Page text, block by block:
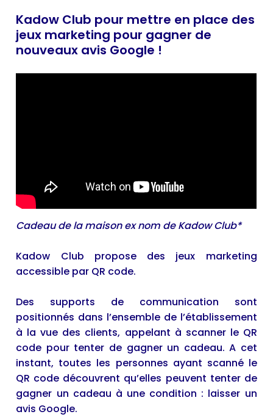
Kadow Club pour mettre en place des
jeux marketing pour gagner de
nouveaux avis Google !
Cadeau de la maison ex nom de Kadow Club*
Kadow Club propose des jeux marketing
accessible par QR code.
Des supports de communication sont
positionnés dans l’ensemble de l’établissement
à la vue des clients, appelant à scanner le QR
code pour tenter de gagner un cadeau. A cet
instant, toutes les personnes ayant scanné le
QR code découvrent qu’elles peuvent tenter de
gagner un cadeau à une condition : laisser un
avis Google.